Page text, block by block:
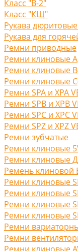
Класс "В-2"
Класс "КЩ"
Рукава
Рукава для
Ремни приводные
Ремни клиновые A
Ремни клиновые
Ремни клиновые
Ремни SPA и XPA
Ремни SPB и XPB
Ремни SPC и XPC
Ремни SPZ и XPZ
Ремни зубчатые
Ремни клиновые
Ремни клиновые
Ремень клиновой
Ремни клиновые
Ремни клиновые
Ремни клиновые
Ремни клиновые
Ремни
Ремни